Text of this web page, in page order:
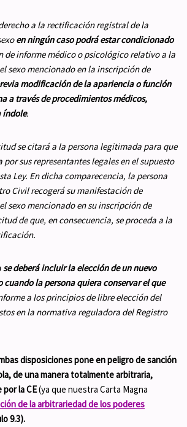
a la rectificación registral de la
en ningún caso podrá estar condicionado
de informe médico o psicológico relativo a la
sexo mencionado en la inscripción de
modificación de la apariencia o función
a través de procedimientos médicos,
índole.
se citará a la persona legitimada para que
sus representantes legales en el supuesto
Ley. En dicha comparecencia, la persona
Civil recogerá su manifestación de
sexo mencionado en su inscripción de
de que, en consecuencia, se proceda a la
se deberá incluir la elección de un nuevo
cuando la persona quiera conservar el que
a los principios de libre elección del
en la normativa reguladora del Registro
disposiciones pone en peligro de sanción
de una manera totalmente arbitraria,
la CE(ya que nuestra Carta Magna
de la arbitrariedad de los poderes
9.3).